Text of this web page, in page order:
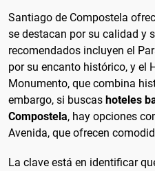
Santiago de Compostela
se destacan por su calidad y
recomendados incluyen el
por su encanto histórico, y el
Monumento, que combina
embargo, si buscas hoteles
Compostela, hay opciones
Avenida, que ofrecen
La clave está en identificar